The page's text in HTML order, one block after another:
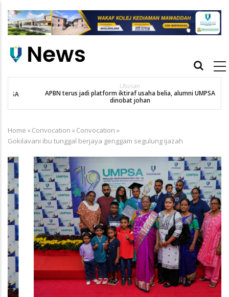
main
Main
Utusan
APBN terus jadi platform iktiraf usaha belia, alumni UMPSA
dinobat johan
Breadcrumb
Home »Convocation »Convocation »
Gokilavani ibu tunggal berjaya genggam segulung ijazah